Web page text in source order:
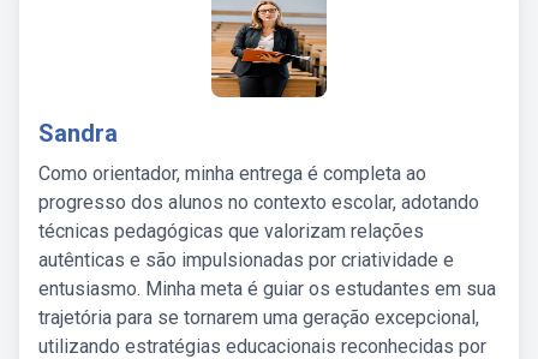
Sandra
Como orientador, minha entrega é completa ao
progresso dos alunos no contexto escolar, adotando
técnicas pedagógicas que valorizam relações
autênticas e são impulsionadas por criatividade e
entusiasmo. Minha meta é guiar os estudantes em sua
trajetória para se tornarem uma geração excepcional,
utilizando estratégias educacionais reconhecidas por